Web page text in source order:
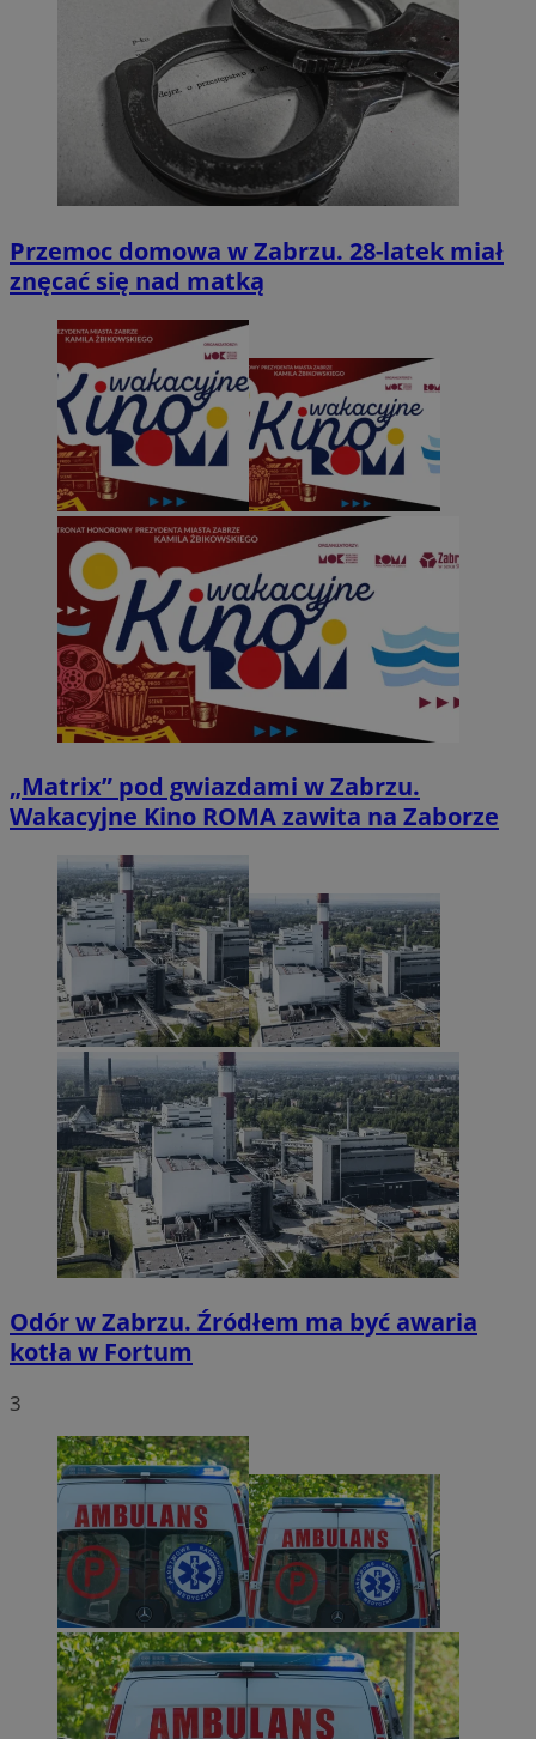
Przemoc domowa w Zabrzu. 28-latek miał
znęcać się nad matką
„Matrix” pod gwiazdami w Zabrzu.
Wakacyjne Kino ROMA zawita na Zaborze
Odór w Zabrzu. Źródłem ma być awaria
kotła w Fortum
3